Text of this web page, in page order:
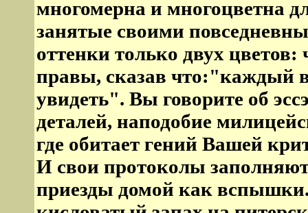
многомерна и многоцветна
занятые своими
оттенки только двух
правы, сказав что:"каждый
увидеть". Вы говорите об
деталей, наподобие
где обитает гений Вашей
И свои протоколы
приезды домой как